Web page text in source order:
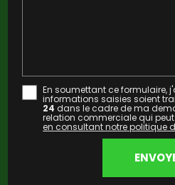
En soumettant ce formulaire,
informations saisies soient
24 dans le cadre de ma
relation commerciale qui
en consultant notre politique